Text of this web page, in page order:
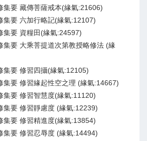
要 藏傳菩薩戒本(緣氣:21606)
要 六加行略記(緣氣:12107)
要 資糧田(緣氣:24597)
要 大乘菩提道次第教授略修法 (緣
要 修習四攝(緣氣:12105)
要 修習緣起性空之理 (緣氣:14667)
要 修習智慧度(緣氣:11120)
要 修習靜慮度 (緣氣:12239)
要 修習精進度(緣氣:13854)
要 修習忍辱度 (緣氣:14494)